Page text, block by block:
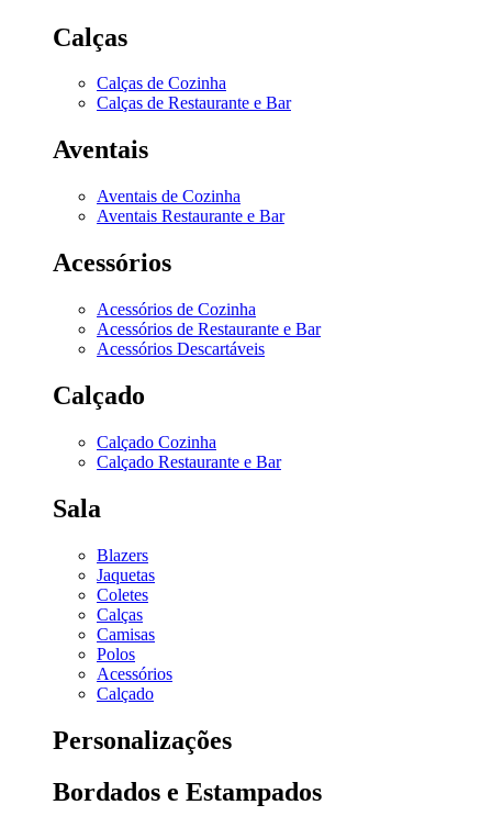
Calças
Calças de Cozinha
Calças de Restaurante e Bar
Aventais
Aventais de Cozinha
Aventais Restaurante e Bar
Acessórios
Acessórios de Cozinha
Acessórios de Restaurante e Bar
Acessórios Descartáveis
Calçado
Calçado Cozinha
Calçado Restaurante e Bar
Sala
Blazers
Jaquetas
Coletes
Calças
Camisas
Polos
Acessórios
Calçado
Personalizações
Bordados e Estampados